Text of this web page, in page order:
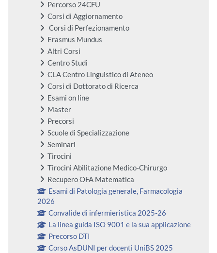
Percorso 24CFU
Corsi di Aggiornamento
Corsi di Perfezionamento
Erasmus Mundus
Altri Corsi
Centro Studi
CLA Centro Linguistico di Ateneo
Corsi di Dottorato di Ricerca
Esami on line
Master
Precorsi
Scuole di Specializzazione
Seminari
Tirocini
Tirocini Abilitazione Medico-Chirurgo
Recupero OFA Matematica
Esami di Patologia generale, Farmacologia
2026
Convalide di infermieristica 2025-26
La linea guida ISO 9001 e la sua applicazione
Precorso DTI
Corso AsDUNI per docenti UniBS 2025